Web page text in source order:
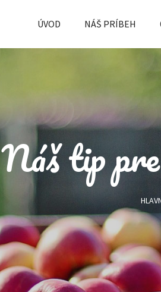
ÚVOD NÁŠ PRÍBEH
Náš tip